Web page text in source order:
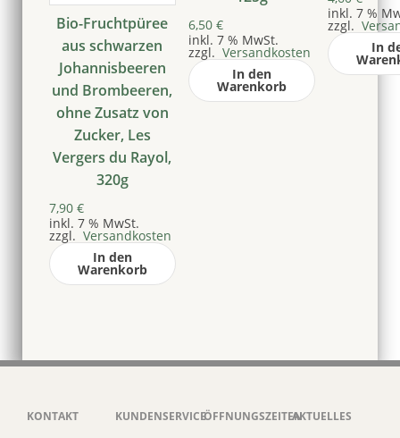
Bio-Fruchtpüree
aus schwarzen
Johannisbeeren
und Brombeeren,
ohne Zusatz von
Zucker, Les
Vergers du Rayol,
320g
7,90 €
inkl. 7 % MwSt.
zzgl. Versandkosten
In den
Warenkorb
6,50 €
inkl. 7 % MwSt.
zzgl. Versandkosten
In den
Warenkorb
inkl. 7 %
zzgl.
In
KONTAKT KUNDENSERVICEÖFFNUNGSZEITENAKTUELLES